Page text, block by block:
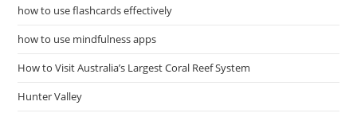
how to use flashcards effectively
how to use mindfulness apps
How to Visit Australia’s Largest Coral Reef System
Hunter Valley